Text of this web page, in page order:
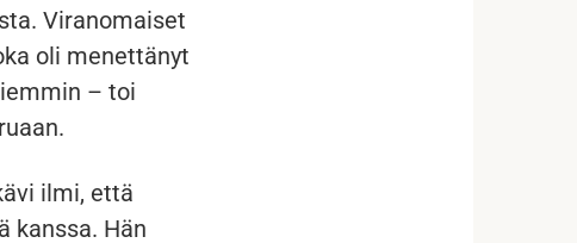
Viranomaiset
oli menettänyt
– toi
ilmi, että
kanssa. Hän